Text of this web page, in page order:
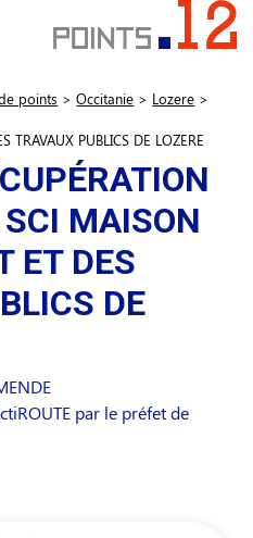
points > Occitanie > Lozere >
TRAVAUX PUBLICS DE LOZERE
MAISON
ET DES
DE
par le préfet de